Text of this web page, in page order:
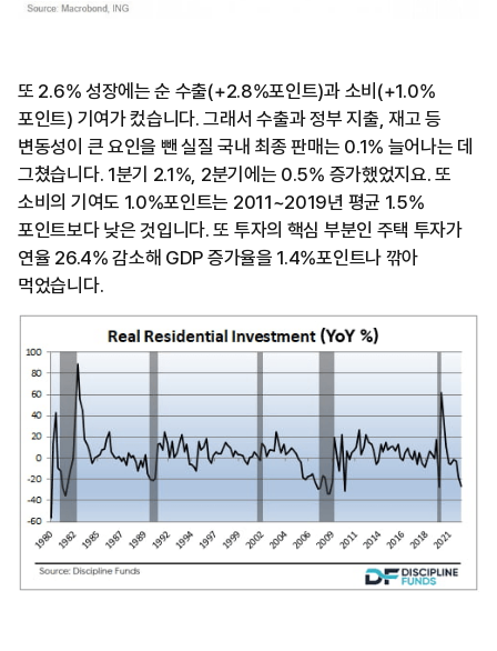
또 2.6% 성장에는 순 수출(+2.8%포인트)과 소비(+1.0%
포인트) 기여가 컸습니다. 그래서 수출과 정부 지출, 재고 등
변동성이 큰 요인을 뺀 실질 국내 최종 판매는 0.1% 늘어나는 데
그쳤습니다. 1분기 2.1%, 2분기에는 0.5% 증가했었지요. 또
소비의 기여도 1.0%포인트는 2011~2019년 평균 1.5%
포인트보다 낮은 것입니다. 또 투자의 핵심 부분인 주택 투자가
연율 26.4% 감소해 GDP 증가율을 1.4%포인트나 깎아
먹었습니다.